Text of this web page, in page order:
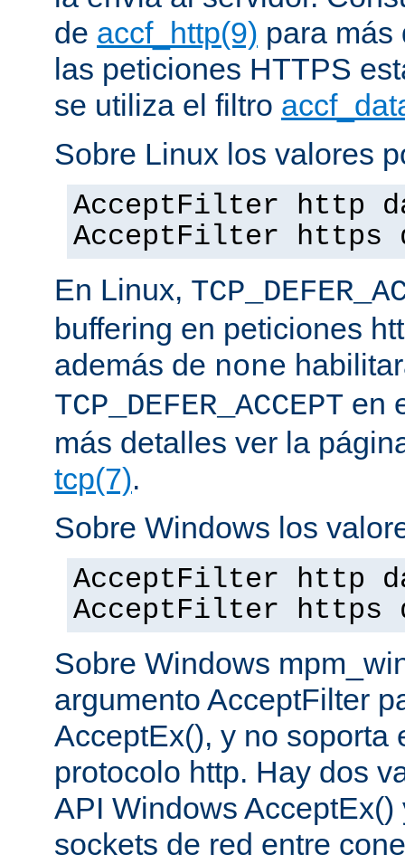
de accf_http(9) para más
las peticiones HTTPS
se utiliza el filtro
Sobre Linux los valores
AcceptFilter http
AcceptFilter https
En Linux,
buffering en peticiones
además de none
TCP_DEFER_ACCEPT en
más detalles ver la
tcp(7).
Sobre Windows los
AcceptFilter http
AcceptFilter https
Sobre Windows
argumento AcceptFilter
AcceptEx(), y no soporta
protocolo http. Hay dos
API Windows
sockets de red entre